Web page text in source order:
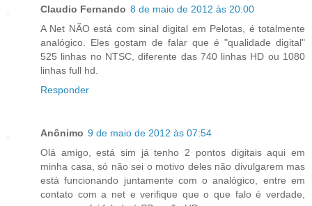
Claudio Fernando 8 de maio de 2012 às 20:00
A Net NÃO está com sinal digital em Pelotas, é totalmente
analógico. Eles gostam de falar que é "qualidade digital"
525 linhas no NTSC, diferente das 740 linhas HD ou 1080
linhas full hd.
Responder
Anônimo 9 de maio de 2012 às 07:54
Olá amigo, está sim já tenho 2 pontos digitais aqui em
minha casa, só não sei o motivo deles não divulgarem mas
está funcionando juntamente com o analógico, entre em
contato com a net e verifique que o que falo é verdade,